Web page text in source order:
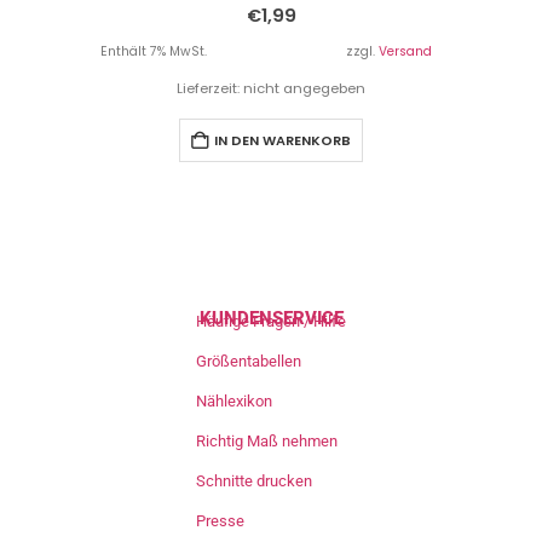
€1,99
Enthält 7% MwSt. zzgl. Versand
Lieferzeit: nicht angegeben
IN DEN WARENKORB
KUNDENSERVICE
Häufige Fragen / Hilfe
Größentabellen
Nählexikon
Richtig Maß nehmen
Schnitte drucken
Presse